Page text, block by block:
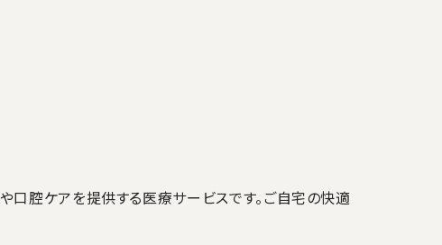
腔ケアを提供する医療サービスです。ご自宅の快適